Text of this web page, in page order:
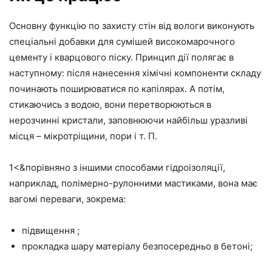
Основну функцію по захисту стін від вологи виконують
спеціальні добавки для сумішей високомарочного
цементу і кварцового піску. Принцип дії полягає в
наступному: після нанесення хімічні компоненти складу
починають поширюватися по капілярах. А потім,
стикаючись з водою, вони перетворюються в
нерозчинні кристали, заповнюючи найбільш уразливі
місця – мікротріщини, пори і т. П.
1<&порівняно з іншими способами гідроізоляції,
наприклад, полімерно-рулонними мастиками, вона має
вагомі переваги, зокрема:
підвищення ;
прокладка шару матеріалу безпосередньо в бетоні;